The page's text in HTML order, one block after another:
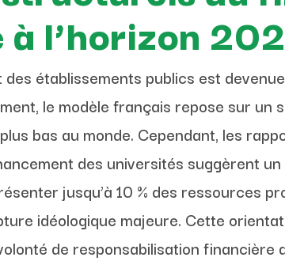
à l’horizon
établissements publics est
le modèle français repose sur un
bas au monde. Cependant, les
des universités suggèrent
jusqu’à 10 % des ressources
idéologique majeure. Cette
de responsabilisation financière